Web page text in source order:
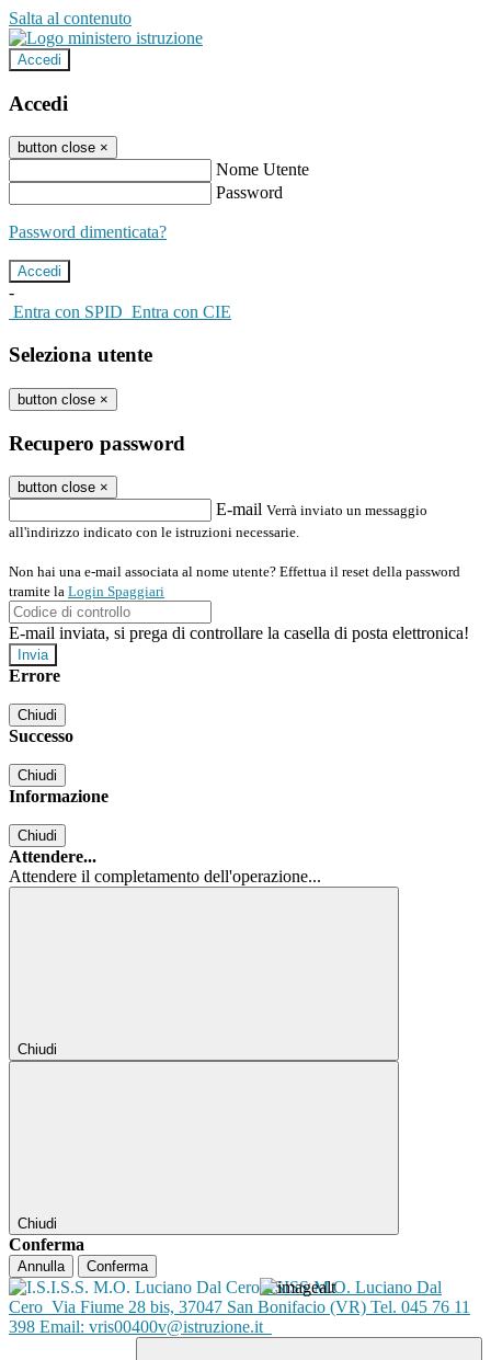
Salta al contenuto
Accedi
Accedi
button close ×
Nome Utente
Password
Password dimenticata?
-
Entra con SPID Entra con CIE
Seleziona utente
button close ×
Recupero password
button close ×
E-mail Verrà inviato un messaggio
all'indirizzo indicato con le istruzioni necessarie.
Non hai una e-mail associata al nome utente? Effettua il reset della password
tramite la Login Spaggiari
E-mail inviata, si prega di controllare la casella di posta elettronica!
Errore
Chiudi
Successo
Chiudi
Informazione
Chiudi
Attendere...
Attendere il completamento dell'operazione...
Chiudi
Chiudi
Conferma
Annulla Conferma
ISISS M.O. Luciano Dal
Cero Via Fiume 28 bis, 37047 San Bonifacio (VR) Tel. 045 76 11
398 Email: vris00400v@istruzione.it